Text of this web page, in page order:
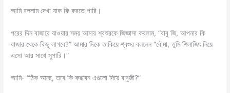
আমি বললাম দেখা যাক কি করতে পারি।
পরের দিন বাজারে যাওয়ার সময় আমার শ্বশুরকে জিজ্ঞাসা করলাম, “বাবু জি, আপনার কি
বাজার থেকে কিছু লাগবে?” আমার দিকে তাকিয়ে শ্বশুর বললেন “বৌমা, তুমি শিলাজিৎ নিয়ে
এসো আর সাথে সুপারি।”
আমি- “ঠিক আছে, তবে কি করবেন এগুলো দিয়ে বাবুজী?”